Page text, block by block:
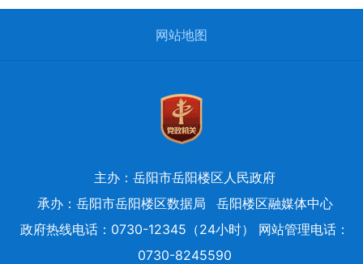
网站地图
主办：岳阳市岳阳楼区人民政府
承办：岳阳市岳阳楼区数据局
岳阳楼区融媒体中心
政府热线电话：0730-12345（24小时） 网站管理电话：
0730-8245590